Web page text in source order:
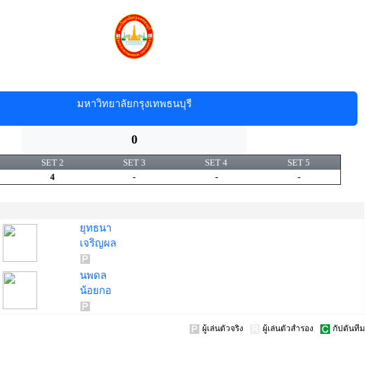
มหาวิทยาลัยกรุงเทพธนบุรี
0
SET 2 SET 3 SET 4
SET 5
4 - - -
ยุทธนา
เจริญผล
นพดล
น้อยกอ
ผู้เล่นตัวจริง ผู้เล่นตัวสำรอง กัปตันทีม